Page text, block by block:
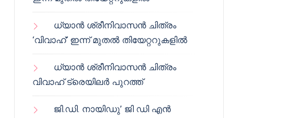
ധ്യാൻ ശ്രീനിവാസൻ ചിത്രം
‘വിവാഹ്’ ഇന്ന് മുതൽ തിയേറ്ററുകളിൽ
ധ്യാൻ ശ്രീനിവാസൻ ചിത്രം
വിവാഹ് ട്രെയിലർ പുറത്ത്
ജി.ഡി. നായിഡു’ ജി ഡി എൻ